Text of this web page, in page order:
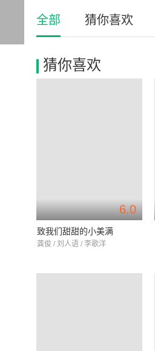
全部 猜你喜欢
猜你喜欢
6.0
致我们甜甜的小美满
龚俊 / 刘人语 / 李歌洋